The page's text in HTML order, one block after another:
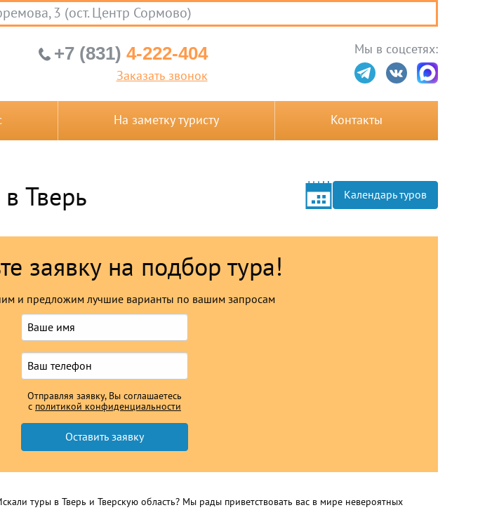
3 (ост. Центр Сормово)
На заметку туристу Контакты
+7 (831) 4-222-404
Заказать звонок
Мы в соцсетях:
Тверь Календарь туров
заявку на подбор тура!
и предложим лучшие варианты по вашим запросам
Отправляя заявку, Вы соглашаетесь
с политикой конфиденциальности
туры в Тверь и Тверскую область? Мы рады приветствовать вас в мире невероятных